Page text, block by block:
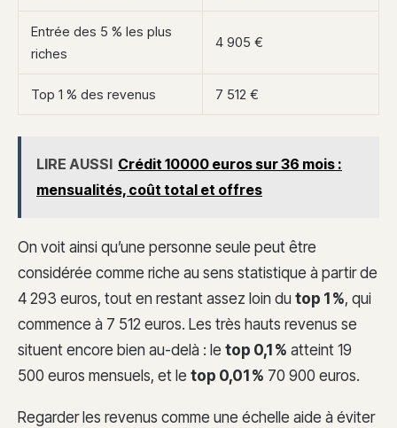
Entrée des 5 % les plus
riches
4 905 €
Top 1 % des revenus 7 512 €
LIRE AUSSI Crédit 10000 euros sur 36 mois :
mensualités, coût total et offres
On voit ainsi qu’une personne seule peut être
considérée comme riche au sens statistique à partir de
4 293 euros, tout en restant assez loin du top 1 %, qui
commence à 7 512 euros. Les très hauts revenus se
situent encore bien au-delà : le top 0,1 % atteint 19
500 euros mensuels, et le top 0,01 % 70 900 euros.
Regarder les revenus comme une échelle aide à éviter